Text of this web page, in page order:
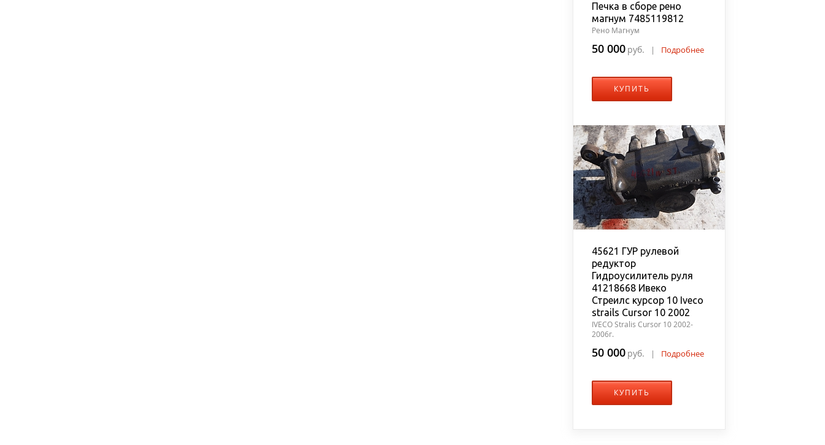
Печка в сборе рено
магнум 7485119812
Рено Магнум
50 000 руб. | Подробнее
КУПИТЬ
45621 ГУР рулевой
редуктор
Гидроусилитель руля
41218668 Ивеко
Стреилс курсор 10 Iveco
strails Cursor 10 2002
IVECO Stralis Cursor 10 2002-
2006г.
50 000 руб. | Подробнее
КУПИТЬ